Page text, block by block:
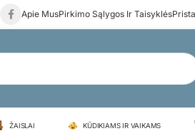
Apie MusPirkimo Sąlygos Ir Taisyklės
ŽAISLAI KŪDIKIAMS IR VAIKAMS